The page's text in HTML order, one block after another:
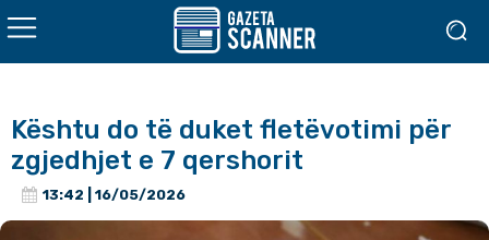
Kështu do të duket fletëvotimi për
zgjedhjet e 7 qershorit
13:42 | 16/05/2026